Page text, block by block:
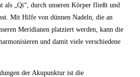
als „Qi“,‌ durch unseren Körper fließt​ und
Mit Hilfe von dünnen⁢ Nadeln, ⁢die an
Meridianen platziert werden, kann ⁣die
und damit ‌viele ⁤verschiedene⁣
‌der Akupunktur ist die